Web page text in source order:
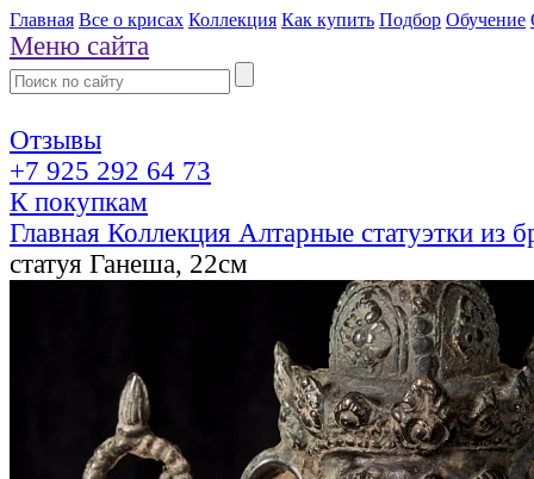
Главная Все о крисах Коллекция Как купить Подбор Обучение
Меню сайта
Отзывы
+7 925 292 64 73
К покупкам
Главная Коллекция Алтарные статуэтки из
статуя Ганеша, 22см